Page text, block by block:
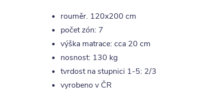
rouměr. 120x200 cm
počet zón: 7
výška matrace: cca 20 cm
nosnost: 130 kg
tvrdost na stupnici 1-5: 2/3
vyrobeno v ČR